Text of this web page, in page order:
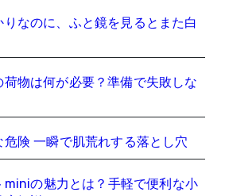
なのに、ふと鏡を見るとまた白
物は何が必要？準備で失敗しな
険 一瞬で肌荒れする落とし穴
miniの魅力とは？手軽で便利な小